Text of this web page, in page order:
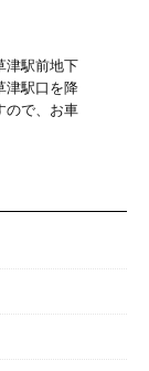
津駅前地下
津駅口を降
ので、お車